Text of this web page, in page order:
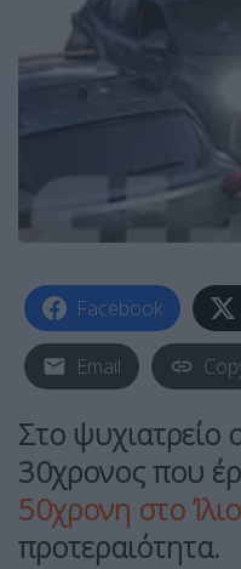
Facebook
Email
Στο ψυχιατρείο
30χρονος που
50χρονη στο
προτεραιότητα.